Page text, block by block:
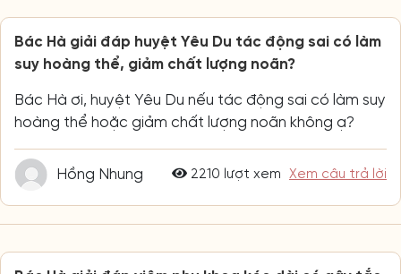
Bác Hà giải đáp huyệt Yêu Du tác động sai có làm
suy hoàng thể, giảm chất lượng noãn?
Bác Hà ơi, huyệt Yêu Du nếu tác động sai có làm suy
hoàng thể hoặc giảm chất lượng noãn không ạ?
Hồng Nhung 2210 lượt xem Xem câu trả lời